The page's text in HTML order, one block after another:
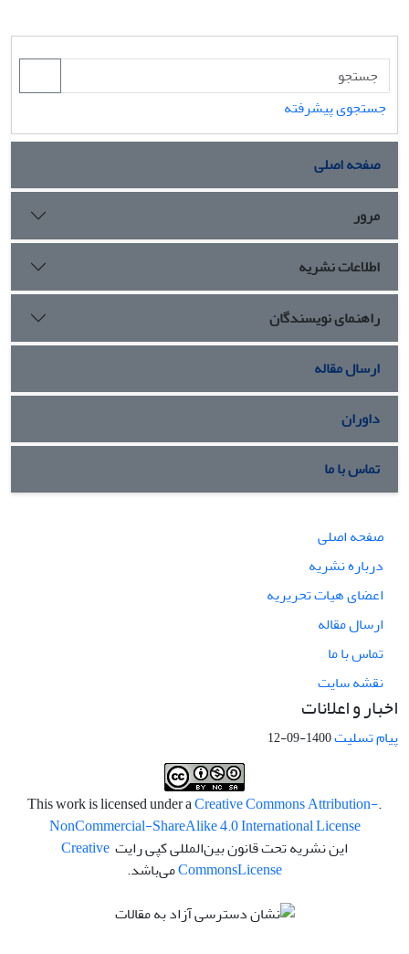
جستجوی پیشرفته
صفحه اصلی
مرور
اطلاعات نشریه
راهنمای نویسندگان
ارسال مقاله
داوران
تماس با ما
صفحه اصلی
درباره نشریه
اعضای هیات تحریریه
ارسال مقاله
تماس با ما
نقشه سایت
اخبار و اعلانات
پیام تسلیت1400-09-12
.This work is licensed under a
Creative Commons Attribution-
NonCommercial-ShareAlike 4.0 International License
این نشریه تحت قانون بین‌المللی کپی رایت Creative
CommonsLicense می‌باشد.